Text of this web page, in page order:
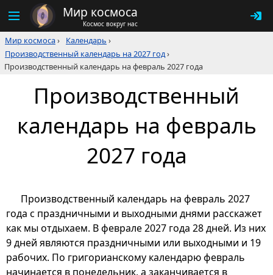
Мир космоса
Космос вокруг нас
Мир космоса› Календарь ›
Производственный календарь на 2027 год›
Производственный календарь на февраль 2027 года
Производственный
календарь на февраль
2027 года
Производственный календарь на февраль 2027
года с праздничными и выходными днями расскажет
как мы отдыхаем. В феврале 2027 года 28 дней. Из них
9 дней являются праздничными или выходными и 19
рабочих. По григорианскому календарю февраль
начинается в понедельник, а заканчивается в